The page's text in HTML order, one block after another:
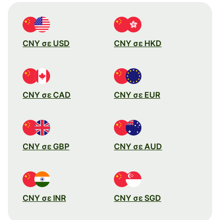
CNY σε USD CNY σε HKD
CNY σε CAD CNY σε EUR
CNY σε GBP CNY σε AUD
CNY σε INR CNY σε SGD